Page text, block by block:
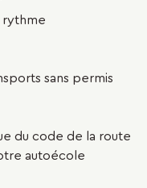
rythme
sans permis
du code de la route
autoécole